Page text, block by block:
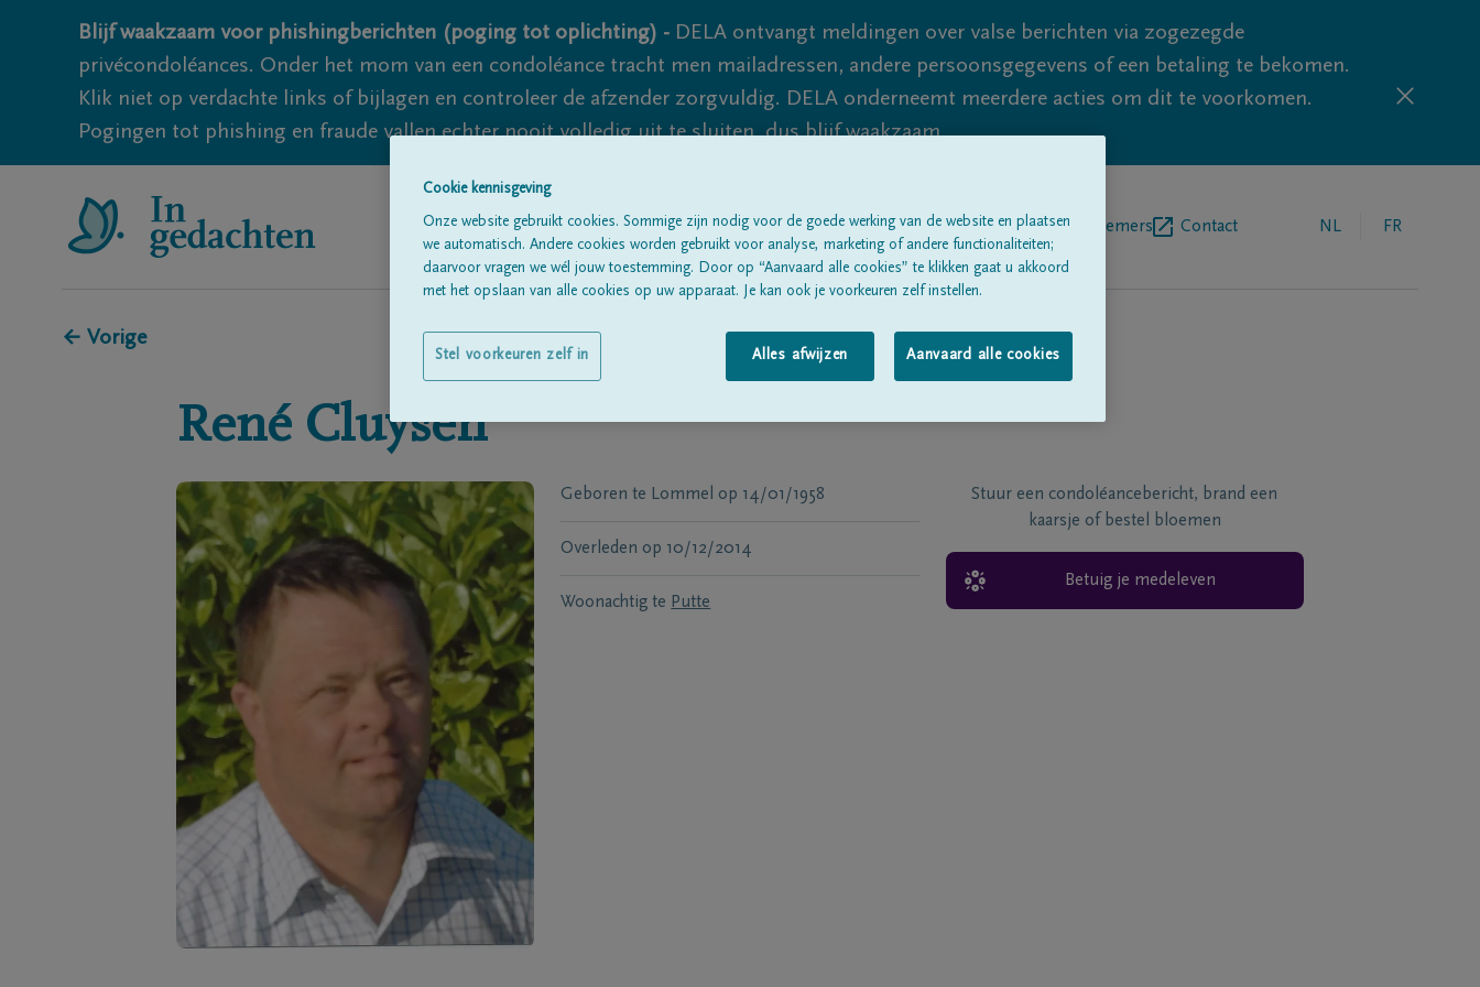
Blijf waakzaam voor phishingberichten (poging tot oplichting) - DELA ontvangt meldingen over valse berichten via zogezegde
privécondoléances. Onder het mom van een condoléance tracht men mailadressen, andere persoonsgegevens of een betaling te bekomen.
Klik niet op verdachte links of bijlagen en controleer de afzender zorgvuldig. DELA onderneemt meerdere acties om dit te voorkomen.
Pogingen tot phishing en fraude vallen echter nooit volledig uit te sluiten, dus blijf waakzaam.
Alle rouwberichtenOver onsBegrafenisondernemers Contact NL FR
← Vorige
René Cluysen
Geboren te Lommel op 14/01/1958
Overleden op 10/12/2014
Woonachtig te Putte
Stuur een condoléancebericht, brand een
kaarsje of bestel bloemen
Betuig je medeleven
Cookie kennisgeving
Onze website gebruikt cookies. Sommige zijn nodig voor de goede werking van de website en plaatsen
we automatisch. Andere cookies worden gebruikt voor analyse, marketing of andere functionaliteiten;
daarvoor vragen we wél jouw toestemming. Door op “Aanvaard alle cookies” te klikken gaat u akkoord
met het opslaan van alle cookies op uw apparaat. Je kan ook je voorkeuren zelf instellen.
Alles afwijzen Aanvaard alle cookies
Stel voorkeuren zelf in